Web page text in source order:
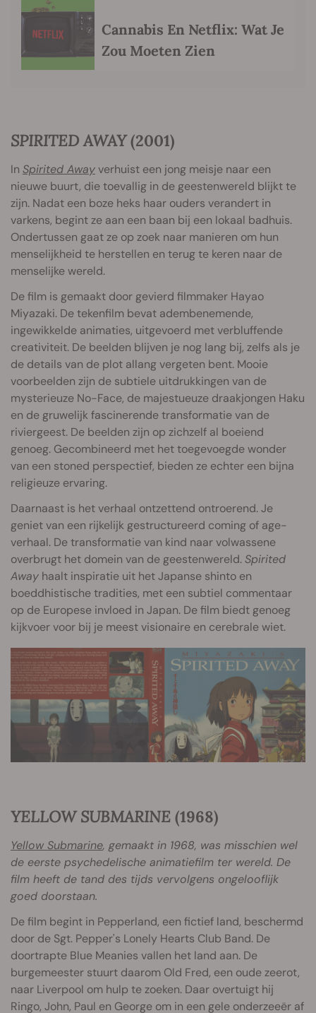
Cannabis En Netflix: Wat Je
Zou Moeten Zien
SPIRITED AWAY(2001)
In Spirited Awayverhuist een jong meisje naar een
nieuwe buurt, die toevallig in de geestenwereld blijkt te
zijn. Nadat een boze heks haar ouders verandert in
varkens, begint ze aan een baan bij een lokaal badhuis.
Ondertussen gaat ze op zoek naar manieren om hun
menselijkheid te herstellen en terug te keren naar de
menselijke wereld.
De film is gemaakt door gevierd filmmaker Hayao
Miyazaki. De tekenfilm bevat adembenemende,
ingewikkelde animaties, uitgevoerd met verbluffende
creativiteit. De beelden blijven je nog lang bij, zelfs als je
de details van de plot allang vergeten bent. Mooie
voorbeelden zijn de subtiele uitdrukkingen van de
mysterieuze No-Face, de majestueuze draakjongen Haku
en de gruwelijk fascinerende transformatie van de
riviergeest. De beelden zijn op zichzelf al boeiend
genoeg. Gecombineerd met het toegevoegde wonder
van een stoned perspectief, bieden ze echter een bijna
religieuze ervaring.
Daarnaast is het verhaal ontzettend ontroerend. Je
geniet van een rijkelijk gestructureerd coming of age-
verhaal. De transformatie van kind naar volwassene
overbrugt het domein van de geestenwereld.Spirited
Away haalt inspiratie uit het Japanse shinto en
boeddhistische tradities, met een subtiel commentaar
op de Europese invloed in Japan. De film biedt genoeg
kijkvoer voor bij je meest visionaire en cerebrale wiet.
YELLOW SUBMARINE (1968)
Yellow Submarine, gemaakt in 1968, was misschien wel
de eerste psychedelische animatiefilm ter wereld. De
film heeft de tand des tijds vervolgens ongelooflijk
goed doorstaan.
De film begint in Pepperland, een fictief land, beschermd
door de Sgt. Pepper's Lonely Hearts Club Band. De
doortrapte Blue Meanies vallen het land aan. De
burgemeester stuurt daarom Old Fred, een oude zeerot,
naar Liverpool om hulp te zoeken. Daar overtuigt hij
Ringo, John, Paul en George om in een gele onderzeeër af